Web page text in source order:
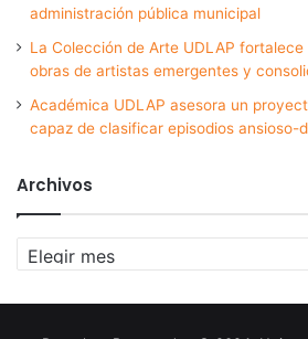
administración pública municipal
La Colección de Arte UDLAP
obras de artistas emergentes y
Académica UDLAP asesora un
capaz de clasificar episodios ansioso-
Archivos
Archivos